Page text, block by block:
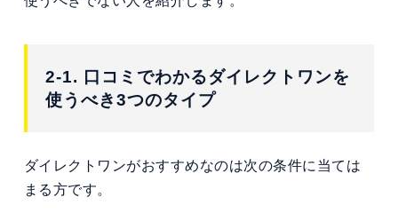
2-1. 口コミでわかるダイレクトワンを
使うべき3つのタイプ
ダイレクトワンがおすすめなのは次の条件に当ては
まる方です。